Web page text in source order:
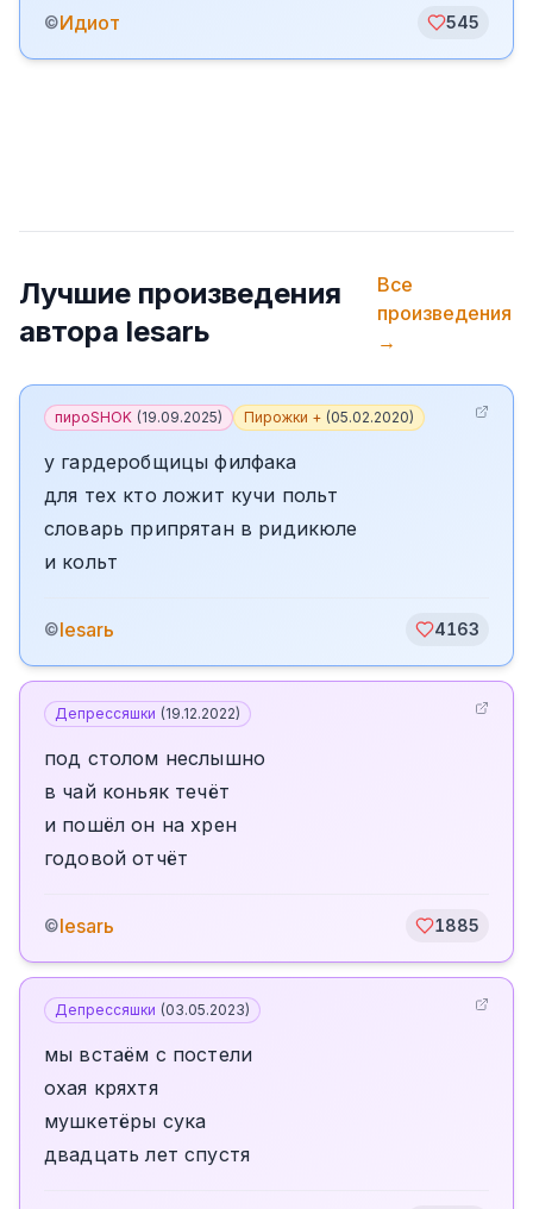
©Идиот 545
Лучшие произведения
автора lesarь
Все
произведения
→
пироSHOK (19.09.2025) Пирожки + (05.02.2020)
у гардеробщицы филфака
для тех кто ложит кучи польт
словарь припрятан в ридикюле
и кольт
©lesarь 4163
Депрессяшки (19.12.2022)
под столом неслышно
в чай коньяк течёт
и пошёл он на хрен
годовой отчёт
©lesarь 1885
Депрессяшки (03.05.2023)
мы встаём с постели
охая кряхтя
мушкетёры сука
двадцать лет спустя